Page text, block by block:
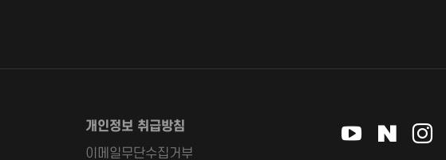
개인정보 취급방침
이메일무단수집거부